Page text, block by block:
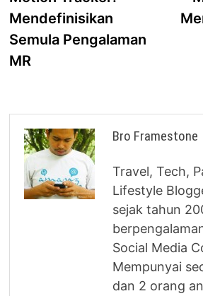
Mendefinisikan
Semula Pengalaman
MR
Bro Framestone
Travel, Tech,
Lifestyle
sejak tahun
Social Media
Mempunyai
dan 2 orang